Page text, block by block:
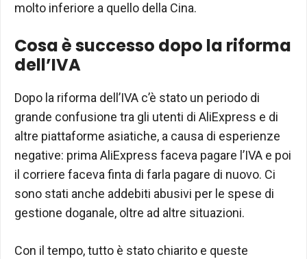
molto inferiore a quello della Cina.
Cosa è successo dopo la riforma
dell’IVA
Dopo la riforma dell’IVA c’è stato un periodo di
grande confusione tra gli utenti di AliExpress e di
altre piattaforme asiatiche, a causa di esperienze
negative: prima AliExpress faceva pagare l’IVA e poi
il corriere faceva finta di farla pagare di nuovo. Ci
sono stati anche addebiti abusivi per le spese di
gestione doganale, oltre ad altre situazioni.
Con il tempo, tutto è stato chiarito e queste